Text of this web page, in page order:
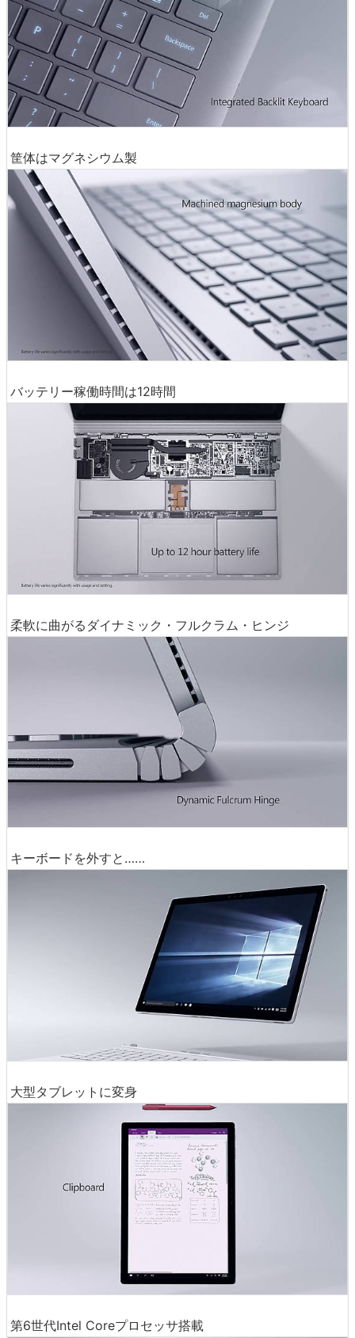
筐体はマグネシウム製
バッテリー稼働時間は12時間
柔軟に曲がるダイナミック・フルクラム・ヒンジ
キーボードを外すと……
大型タブレットに変身
第6世代Intel Coreプロセッサ搭載